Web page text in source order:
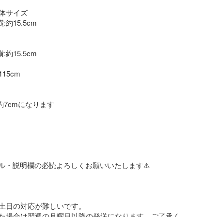
サイズ
:約15.5cm
:約15.5cm
7cmになります
・説明欄の必読よろしくお願いいたします⚠️
日の対応が難しいです。